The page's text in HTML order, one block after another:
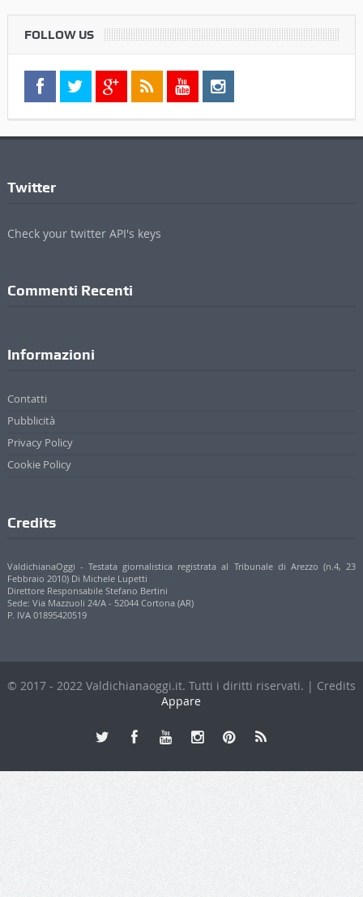
FOLLOW US
Twitter
Check your twitter API's keys
Commenti Recenti
Informazioni
Contatti
Pubblicità
Privacy Policy
Cookie Policy
Credits
ValdichianaOggi - Testata giornalistica registrata al Tribunale di Arezzo (n.4, 23
Febbraio 2010) Di Michele Lupetti
Direttore Responsabile Stefano Bertini
Sede: Via Mazzuoli 24/A - 52044 Cortona (AR)
P. IVA 01895420519
© 2017 - 2022 Valdichianaoggi.it. Tutti i diritti riservati. | Credits
Appare